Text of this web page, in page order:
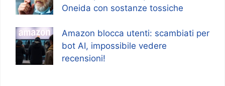
Oneida con sostanze tossiche
Amazon blocca utenti: scambiati per
bot AI, impossibile vedere
recensioni!